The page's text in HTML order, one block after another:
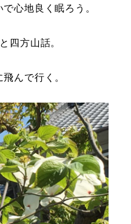
心地良く眠ろう。
四方山話。
んで行く。